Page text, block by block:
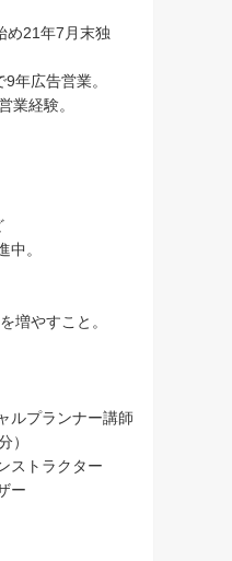
め21年7月末独
年広告営業。
業経験。
中。
増やすこと。
ルプランナー講師
）
ストラクター
ー